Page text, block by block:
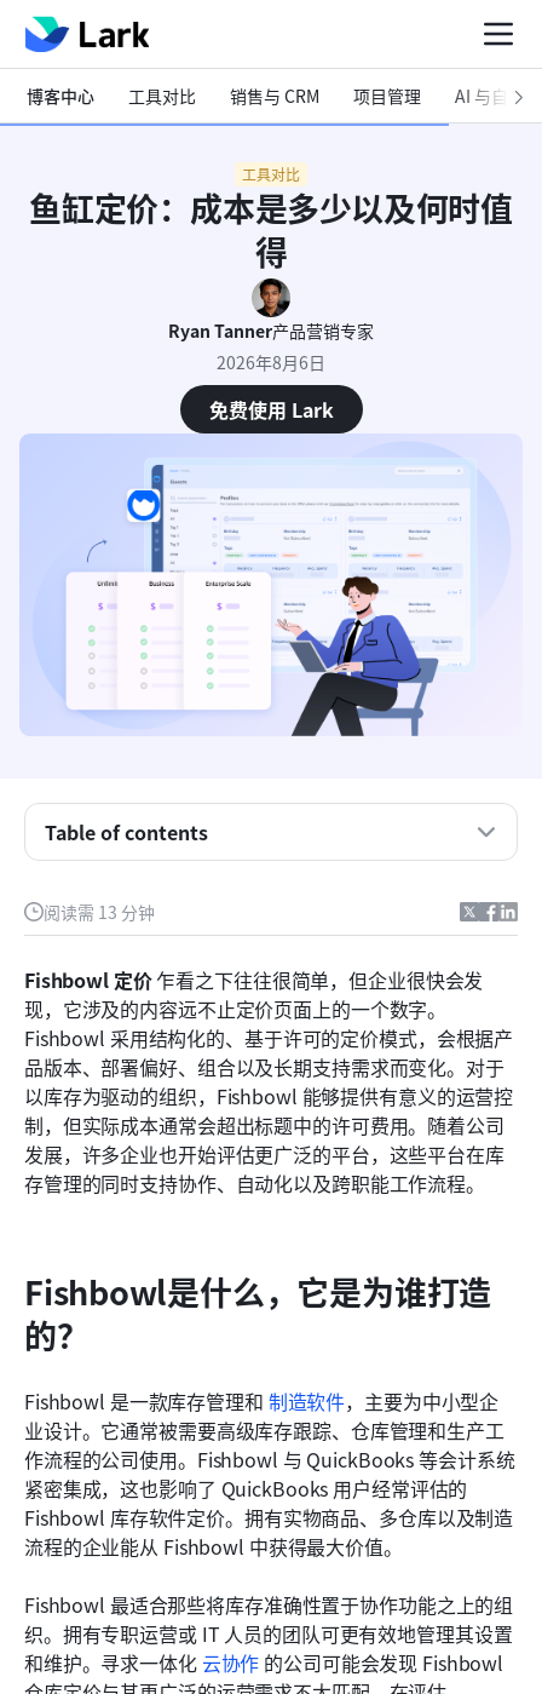
博客中心 工具对比 销售与 CRM 项目管理 AI 与自动化
工具对比
鱼缸定价：成本是多少以及何时值
得
Ryan Tanner产品营销专家
2026年8月6日
免费使用 Lark
阅读需 13 分钟
Fishbowl 定价 乍看之下往往很简单，但企业很快会发
现，它涉及的内容远不止定价页面上的一个数字。
Fishbowl 采用结构化的、基于许可的定价模式，会根据产
品版本、部署偏好、组合以及长期支持需求而变化。对于
以库存为驱动的组织，Fishbowl 能够提供有意义的运营控
制，但实际成本通常会超出标题中的许可费用。随着公司
发展，许多企业也开始评估更广泛的平台，这些平台在库
存管理的同时支持协作、自动化以及跨职能工作流程。
Fishbowl是什么，它是为谁打造
的？
Fishbowl 是一款库存管理和 制造软件，主要为中小型企
业设计。它通常被需要高级库存跟踪、仓库管理和生产工
作流程的公司使用。Fishbowl 与 QuickBooks 等会计系统
紧密集成，这也影响了 QuickBooks 用户经常评估的
Fishbowl 库存软件定价。拥有实物商品、多仓库以及制造
流程的企业能从 Fishbowl 中获得最大价值。
Fishbowl 最适合那些将库存准确性置于协作功能之上的组
织。拥有专职运营或 IT 人员的团队可更有效地管理其设置
和维护。寻求一体化 云协作 的公司可能会发现 Fishbowl
Table of contents
Fishbowl是什么，它是为谁打造的？
在定价之前：了解你实际支付的内容
Fishbowl定价套餐包含哪些功能
Fishbowl ERP 与 Fishbowl Inventory 定价
当 Fishbowl 开始让人感到受限时
为什么团队会寻找 Fishbowl 的替代方案？
现代之选：使用 Lark 智能管理库存和工作流程
Fishbowl 与 Lark：高层次比较
如何判断 Fishbowl 定价是否适合您的业务
结论
常见问题
相关阅读